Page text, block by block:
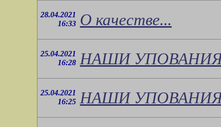
28.04.2021
16:33 О качестве...
25.04.2021
16:28 НАШИ
25.04.2021
16:25 НАШИ